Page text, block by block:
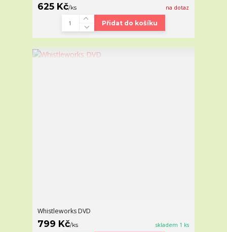
625 Kč/ks na dotaz
Přidat do košíku
Whistleworks DVD
799 Kč/ks skladem 1 ks